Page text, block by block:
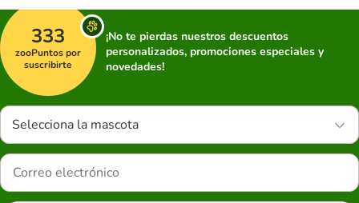
333
zooPuntos por
suscribirte
¡No te pierdas nuestros descuentos
personalizados, promociones especiales y
novedades!
Selecciona la mascota